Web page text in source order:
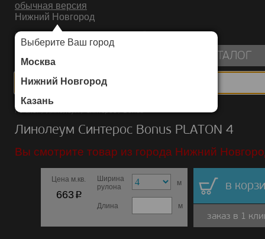
обычная версия
Нижний Новгород
Выберите Ваш город
Москва
Нижний Новгород
Казань
ИНТЕРНЕТ-МАГАЗИН НАПОЛЬНЫХ ПОКРЫТИЙ
КАТАЛОГ
Каталог/Линолеум/Синтерос/Bonus
Линолеум Синтерос Bonus PLATON 4
Вы смотрите товар из города Нижний
Цена м.кв.
663 p
Ширина
рулона
м
Длина м
в
заказ в 1